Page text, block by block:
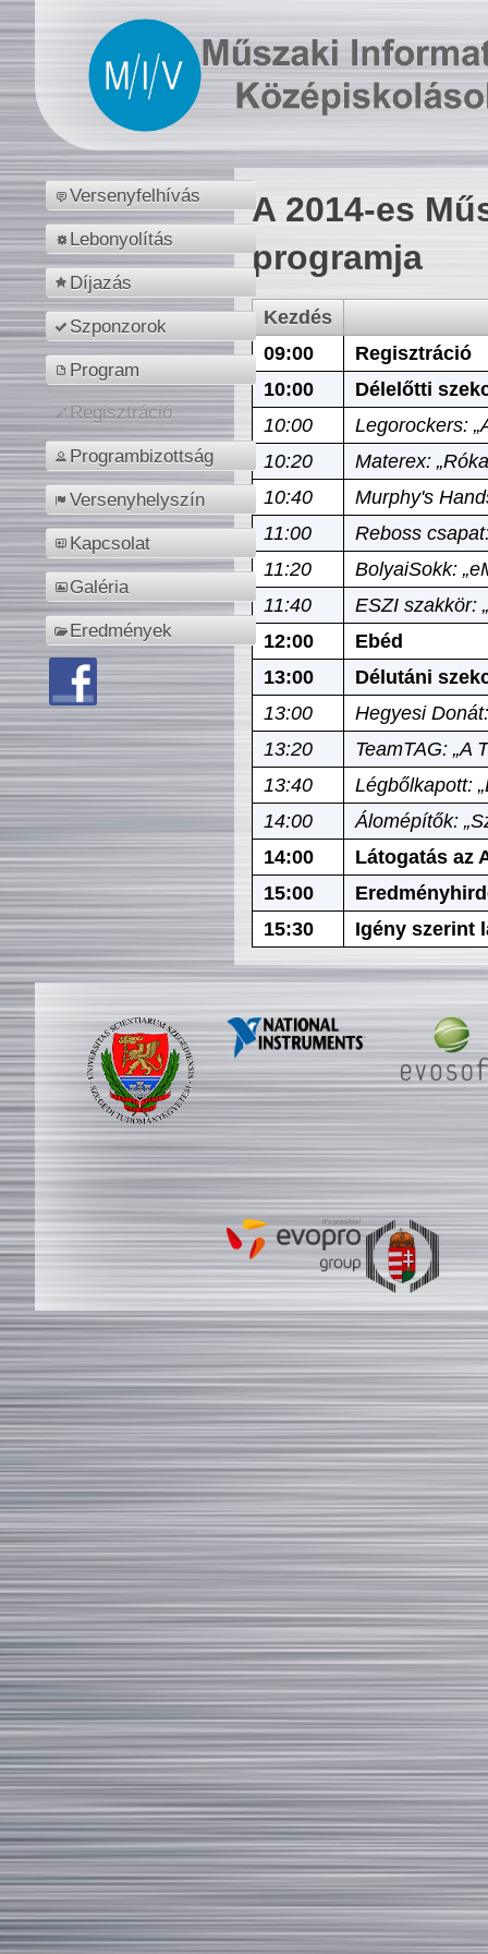
Versenyfelhívás
Lebonyolítás
Díjazás
Szponzorok
Program
Regisztráció
Programbizottság
Versenyhelyszín
Kapcsolat
Galéria
Eredmények
A 2014-es
programja
Kezdés
09:00
Regisztráció
10:00
Délelőtti
10:00
Legorockers:
10:20
Materex:
10:40
Murphy's
11:00
Reboss
11:20
BolyaiSokk:
11:40
ESZI szakkör:
12:00
Ebéd
13:00
Délutáni
13:00
Hegyesi
13:20
TeamTAG: „A
13:40
Légbőlkapott:
14:00
Álomépítők:
14:00
Látogatás az
15:00
15:30
Igény szerint